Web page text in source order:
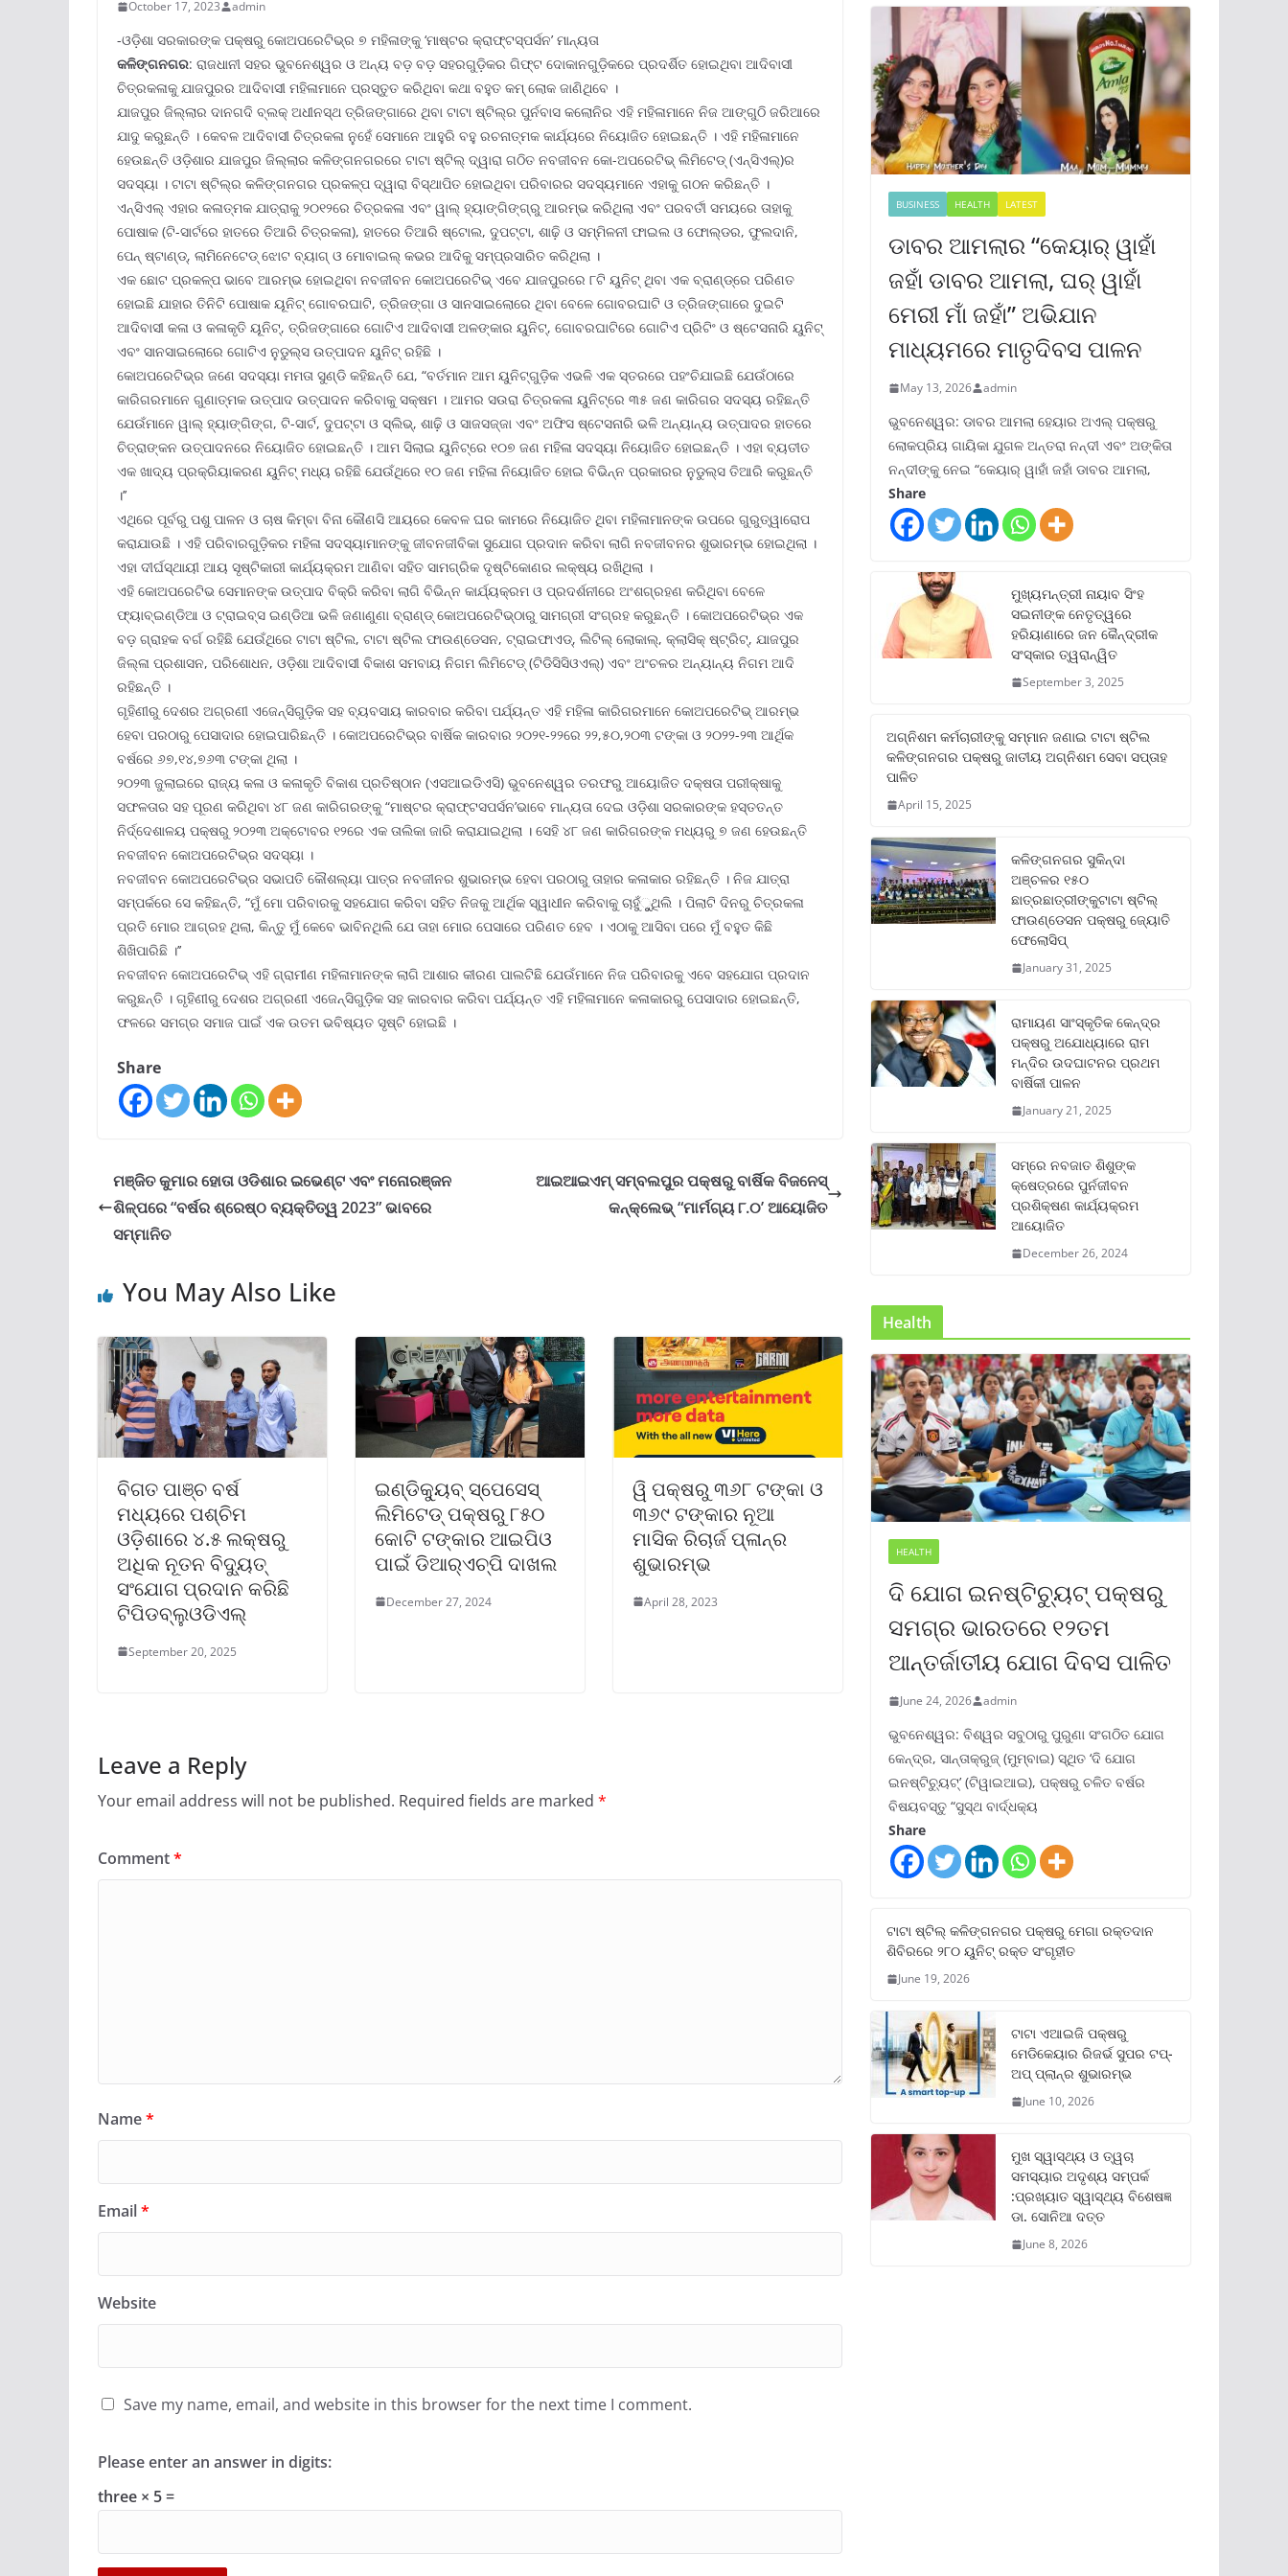
October 17, 2023 admin
-ଓଡ଼ିଶା ସରକାରଙ୍କ ପକ୍ଷରୁ କୋଅପରେଟିଭ୍‌ର ୭ ମହିଳାଙ୍କୁ ‘ମାଷ୍ଟର କ୍ରାଫ୍ଟସ୍‌ପର୍ସନ’ ମାନ୍ୟତା
କଳିଙ୍ଗନଗର: ରାଜଧାନୀ ସହର ଭୁବନେଶ୍ୱର ଓ ଅନ୍ୟ ବଡ଼ ବଡ଼ ସହରଗୁଡ଼ିକର ଗିଫ୍ଟ ଦୋକାନଗୁଡ଼ିକରେ ପ୍ରଦର୍ଶିତ ହୋଇଥିବା ଆଦିବାସୀ
ଚିତ୍ରକଳାକୁ ଯାଜପୁରର ଆଦିବାସୀ ମହିଳାମାନେ ପ୍ରସ୍ତୁତ କରିଥିବା କଥା ବହୁତ କମ୍ ଲୋକ ଜାଣିଥିବେ ।
ଯାଜପୁର ଜିଲ୍ଲାର ଦାନଗଦି ବ୍ଲକ୍ ଅଧୀନସ୍ଥ ତ୍ରିଜଙ୍ଗାରେ ଥିବା ଟାଟା ଷ୍ଟିଲ୍‌ର ପୁର୍ନବାସ କଲୋନିର ଏହି ମହିଳାମାନେ ନିଜ ଆଙ୍ଗୁଠି ଜରିଆରେ
ଯାଦୁ କରୁଛନ୍ତି । କେବଳ ଆଦିବାସୀ ଚିତ୍ରକଳା ନୁହେଁ ସେମାନେ ଆହୁରି ବହୁ ରଚନାତ୍ମକ କାର୍ଯ୍ୟରେ ନିୟୋଜିତ ହୋଇଛନ୍ତି । ଏହି ମହିଳାମାନେ
ହେଉଛନ୍ତି ଓଡ଼ିଶାର ଯାଜପୁର ଜିଲ୍ଲାର କଳିଙ୍ଗନଗରରେ ଟାଟା ଷ୍ଟିଲ୍ ଦ୍ୱାରା ଗଠିତ ନବଜୀବନ କୋ-ଅପରେଟିଭ୍ ଲିମିଟେଡ୍ (ଏନ୍‌ସିଏଲ୍‌)ର
ସଦସ୍ୟା । ଟାଟା ଷ୍ଟିଲ୍‌ର କଳିଙ୍ଗନଗର ପ୍ରକଳ୍ପ ଦ୍ୱାରା ବିସ୍ଥାପିତ ହୋଇଥିବା ପରିବାରର ସଦସ୍ୟମାନେ ଏହାକୁ ଗଠନ କରିଛନ୍ତି ।
ଏନ୍‌ସିଏଲ୍ ଏହାର କଳାତ୍ମକ ଯାତ୍ରାକୁ ୨୦୧୨ରେ ଚିତ୍ରକଳା ଏବଂ ୱାଲ୍ ହ୍ୟାଙ୍ଗିଙ୍ଗ୍‌ରୁ ଆରମ୍ଭ କରିଥିଲା ଏବଂ ପରବର୍ତୀ ସମୟରେ ତାହାକୁ
ପୋଷାକ (ଟି-ସାର୍ଟରେ ହାତରେ ତିଆରି ଚିତ୍ରକଳା), ହାତରେ ତିଆରି ଷ୍ଟୋଲ, ଦୁପଟ୍ଟା, ଶାଢ଼ି ଓ ସମ୍ମିଳନୀ ଫାଇଲ ଓ ଫୋଲ୍‌ଡର, ଫୁଲଦାନି,
ପେନ୍ ଷ୍ଟାଣ୍ଡ୍‌, ଲାମିନେଟେଡ୍ ଝୋଟ ବ୍ୟାଗ୍ ଓ ମୋବାଇଲ୍ କଭର ଆଦିକୁ ସମ୍ପ୍ରସାରିତ କରିଥିଲା ।
ଏକ ଛୋଟ ପ୍ରକଳ୍ପ ଭାବେ ଆରମ୍ଭ ହୋଇଥିବା ନବଜୀବନ କୋଅପରେଟିଭ୍ ଏବେ ଯାଜପୁରରେ ୮ଟି ୟୁନିଟ୍ ଥିବା ଏକ ବ୍ରାଣ୍ଡ୍‌ରେ ପରିଣତ
ହୋଇଛି ଯାହାର ତିନିଟି ପୋଷାକ ୟୂନିଟ୍ ଗୋବରଘାଟି, ତ୍ରିଜଙ୍ଗା ଓ ସାନସାଇଲୋରେ ଥିବା ବେଳେ ଗୋବରଘାଟି ଓ ତ୍ରିଜଙ୍ଗାରେ ଦୁଇଟି
ଆଦିବାସୀ କଳା ଓ କଳାକୃତି ୟୂନିଟ୍‌, ତ୍ରିଜଙ୍ଗାରେ ଗୋଟିଏ ଆଦିବାସୀ ଅଳଙ୍କାର ୟୁନିଟ୍‌, ଗୋବରଘାଟିରେ ଗୋଟିଏ ପ୍ରିଟିଂ ଓ ଷ୍ଟେସନାରି ୟୁନିଟ୍
ଏବଂ ସାନସାଇଲୋରେ ଗୋଟିଏ ନୁଡୁଲ୍‌ସ ଉତ୍ପାଦନ ୟୁନିଟ୍ ରହିଛି ।
କୋଅପରେଟିଭ୍‌ର ଜଣେ ସଦସ୍ୟା ମମତା ସୁଣ୍ଡି କହିଛନ୍ତି ଯେ, “ବର୍ତମାନ ଆମ ୟୁନିଟ୍‌ଗୁଡ଼ିକ ଏଭଳି ଏକ ସ୍ତରରେ ପହଂଚିଯାଇଛି ଯେଉଁଠାରେ
କାରିଗରମାନେ ଗୁଣାତ୍ମକ ଉତ୍ପାଦ ଉତ୍ପାଦନ କରିବାକୁ ସକ୍ଷମ । ଆମର ସଉରା ଚିତ୍ରକଳା ୟୁନିଟ୍‌ରେ ୩୫ ଜଣ କାରିଗର ସଦସ୍ୟ ରହିଛନ୍ତି
ଯେଉଁମାନେ ୱାଲ୍ ହ୍ୟାଙ୍ଗିଙ୍ଗ, ଟି-ସାର୍ଟ, ଦୁପଟ୍ଟା ଓ ସ୍ଲିଭ୍‌, ଶାଢ଼ି ଓ ସାଜସଜ୍ଜା ଏବଂ ଅଫିସ ଷ୍ଟେସନାରି ଭଳି ଅନ୍ୟାନ୍ୟ ଉତ୍ପାଦର ହାତରେ
ଚିତ୍ରାଙ୍କନ ଉତ୍ପାଦନରେ ନିୟୋଜିତ ହୋଇଛନ୍ତି । ଆମ ସିଲାଇ ୟୁନିଟ୍‌ରେ ୧୦୭ ଜଣ ମହିଳା ସଦସ୍ୟା ନିୟୋଜିତ ହୋଇଛନ୍ତି । ଏହା ବ୍ୟତୀତ
ଏକ ଖାଦ୍ୟ ପ୍ରକ୍ରିୟାକରଣ ୟୁନିଟ୍ ମଧ୍ୟ ରହିଛି ଯେଉଁଥିରେ ୧୦ ଜଣ ମହିଳା ନିୟୋଜିତ ହୋଇ ବିଭିନ୍ନ ପ୍ରକାରର ନୁଡୁଲ୍‌ସ ତିଆରି କରୁଛନ୍ତି
।’’
ଏଥିରେ ପୂର୍ବରୁ ପଶୁ ପାଳନ ଓ ଚାଷ କିମ୍ବା ବିନା କୌଣସି ଆୟରେ କେବଳ ଘର କାମରେ ନିୟୋଜିତ ଥିବା ମହିଳାମାନଙ୍କ ଉପରେ ଗୁରୁତ୍ୱାରୋପ
କରାଯାଉଛି । ଏହି ପରିବାରଗୁଡ଼ିକର ମହିଳା ସଦସ୍ୟାମାନଙ୍କୁ ଜୀବନଜୀବିକା ସୁଯୋଗ ପ୍ରଦାନ କରିବା ଲାଗି ନବଜୀବନର ଶୁଭାରମ୍ଭ ହୋଇଥିଲା ।
ଏହା ଦୀର୍ଘସ୍ଥାୟୀ ଆୟ ସୃଷ୍ଟିକାରୀ କାର୍ଯ୍ୟକ୍ରମ ଆଣିବା ସହିତ ସାମଗ୍ରିକ ଦୃଷ୍ଟିକୋଣର ଲକ୍ଷ୍ୟ ରଖିଥିଲା ।
ଏହି କୋଅପରେଟିଭ ସେମାନଙ୍କ ଉତ୍ପାଦ ବିକ୍ରି କରିବା ଲାଗି ବିଭିନ୍ନ କାର୍ଯ୍ୟକ୍ରମ ଓ ପ୍ରଦର୍ଶନୀରେ ଅଂଶଗ୍ରହଣ କରିଥିବା ବେଳେ
ଫ୍ୟାବ୍‌ଇଣ୍ଡିଆ ଓ ଟ୍ରାଇବ୍‌ସ ଇଣ୍ଡିଆ ଭଳି ଜଣାଣୁଣା ବ୍ରାଣ୍ଡ୍ କୋଅପରେଟିଭ୍‌ଠାରୁ ସାମଗ୍ରୀ ସଂଗ୍ରହ କରୁଛନ୍ତି । କୋଅପରେଟିଭ୍‌ର ଏକ
ବଡ଼ ଗ୍ରାହକ ବର୍ଗ ରହିଛି ଯେଉଁଥିରେ ଟାଟା ଷ୍ଟିଲ, ଟାଟା ଷ୍ଟିଲ ଫାଉଣ୍ଡେସନ, ଟ୍ରାଇଫାଏଡ୍‌, ଲିଟିଲ୍ ଲୋକାଲ୍‌, କ୍ଲାସିକ୍ ଷ୍ଟ୍ରିଟ୍‌, ଯାଜପୁର
ଜିଲ୍ଳା ପ୍ରଶାସନ, ପରିଶୋଧନ, ଓଡ଼ିଶା ଆଦିବାସୀ ବିକାଶ ସମବାୟ ନିଗମ ଲିମିଟେଡ୍ (ଟିଡିସିସିଓଏଲ୍‌) ଏବଂ ଅଂଚଳର ଅନ୍ୟାନ୍ୟ ନିଗମ ଆଦି
ରହିଛନ୍ତି ।
ଗୃହିଣୀରୁ ଦେଶର ଅଗ୍ରଣୀ ଏଜେନ୍ସିଗୁଡ଼ିକ ସହ ବ୍ୟବସାୟ କାରବାର କରିବା ପର୍ଯ୍ୟନ୍ତ ଏହି ମହିଳା କାରିଗରମାନେ କୋଅପରେଟିଭ୍ ଆରମ୍ଭ
ହେବା ପରଠାରୁ ପେସାଦାର ହୋଇପାରିଛନ୍ତି । କୋଅପରେଟିଭ୍‌ର ବାର୍ଷିକ କାରବାର ୨୦୨୧-୨୨ରେ ୨୨,୫୦,୨୦୩ ଟଙ୍କା ଓ ୨୦୨୨-୨୩ ଆର୍ଥିକ
ବର୍ଷରେ ୬୭,୧୪,୭୬୩ ଟଙ୍କା ଥିଲା ।
୨୦୨୩ ଜୁଲାଇରେ ରାଜ୍ୟ କଳା ଓ କଳାକୃତି ବିକାଶ ପ୍ରତିଷ୍ଠାନ (ଏସଆଇଡିଏସି) ଭୁବନେଶ୍ୱର ତରଫରୁ ଆୟୋଜିତ ଦକ୍ଷତା ପରୀକ୍ଷାକୁ
ସଫଳତାର ସହ ପୂରଣ କରିଥିବା ୪୮ ଜଣ କାରିଗରଙ୍କୁ “ମାଷ୍ଟର କ୍ରାଫ୍ଟସପର୍ସନ’ଭାବେ ମାନ୍ୟତା ଦେଇ ଓଡ଼ିଶା ସରକାରଙ୍କ ହସ୍ତତନ୍ତ
ନିର୍ଦ୍ଦେଶାଳୟ ପକ୍ଷରୁ ୨୦୨୩ ଅକ୍ଟୋବର ୧୨ରେ ଏକ ତାଲିକା ଜାରି କରାଯାଇଥିଲା । ସେହି ୪୮ ଜଣ କାରିଗରଙ୍କ ମଧ୍ୟରୁ ୭ ଜଣ ହେଉଛନ୍ତି
ନବଜୀବନ କୋଅପରେଟିଭ୍‌ର ସଦସ୍ୟା ।
ନବଜୀବନ କୋଅପରେଟିଭ୍‌ର ସଭାପତି କୌଶଲ୍ୟା ପାତ୍ର ନବଜୀନର ଶୁଭାରମ୍ଭ ହେବା ପରଠାରୁ ତାହାର କଳାକାର ରହିଛନ୍ତି । ନିଜ ଯାତ୍ରା
ସମ୍ପର୍କରେ ସେ କହିଛନ୍ତି, “ମୁଁ ମୋ ପରିବାରକୁ ସହଯୋଗ କରିବା ସହିତ ନିଜକୁ ଆର୍ଥିକ ସ୍ୱାଧୀନ କରିବାକୁ ଚାହୁଁୁୁଥିଲି । ପିଲାଟି ଦିନରୁ ଚିତ୍ରକଳା
ପ୍ରତି ମୋର ଆଗ୍ରହ ଥିଲା, କିନ୍ତୁ ମୁଁ କେବେ ଭାବିନଥିଲି ଯେ ତାହା ମୋର ପେସାରେ ପରିଣତ ହେବ । ଏଠାକୁ ଆସିବା ପରେ ମୁଁ ବହୁତ କିଛି
ଶିଖିପାରିଛି ।’’
ନବଜୀବନ କୋଅପରେଟିଭ୍ ଏହି ଗ୍ରାମୀଣ ମହିଳାମାନଙ୍କ ଲାଗି ଆଶାର କୀରଣ ପାଲଟିଛି ଯେଉଁମାନେ ନିଜ ପରିବାରକୁ ଏବେ ସହଯୋଗ ପ୍ରଦାନ
କରୁଛନ୍ତି । ଗୃହିଣୀରୁ ଦେଶର ଅଗ୍ରଣୀ ଏଜେନ୍ସିଗୁଡ଼ିକ ସହ କାରବାର କରିବା ପର୍ଯ୍ୟନ୍ତ ଏହି ମହିଳାମାନେ କଳାକାରରୁ ପେସାଦାର ହୋଇଛନ୍ତି,
ଫଳରେ ସମଗ୍ର ସମାଜ ପାଇଁ ଏକ ଉତମ ଭବିଷ୍ୟତ ସୃଷ୍ଟି ହୋଇଛି ।
Share
ମଞ୍ଜିତ କୁମାର ହୋତା ଓଡିଶାର ଇଭେଣ୍ଟ ଏବଂ ମନୋରଞ୍ଜନ
ଶିଳ୍ପରେ “ବର୍ଷର ଶ୍ରେଷ୍ଠ ବ୍ୟକ୍ତିତ୍ୱ 2023” ଭାବରେ
ସମ୍ମାନିତ
ଆଇଆଇଏମ୍ ସମ୍ବଲପୁର ପକ୍ଷରୁ ବାର୍ଷିକ ବିଜନେସ୍
କନ୍‌କ୍ଲେଭ୍ “ମାର୍ମଗ୍ୟ ୮.୦’ ଆୟୋଜିତ
You May Also Like
ବିଗତ ପାଞ୍ଚ ବର୍ଷ
ମଧ୍ୟରେ ପଶ୍ଚିମ
ଓଡ଼ିଶାରେ ୪.୫ ଲକ୍ଷରୁ
ଅଧିକ ନୂତନ ବିଦ୍ୟୁତ୍
ସଂଯୋଗ ପ୍ରଦାନ କରିଛି
ଟିପିଡବ୍ଲୁଓଡିଏଲ୍
September 20, 2025
ଇଣ୍ଡିକ୍ୟୁବ୍ ସ୍ପେସେସ୍
ଲିମିଟେଡ୍ ପକ୍ଷରୁ ୮୫୦
କୋଟି ଟଙ୍କାର ଆଇପିଓ
ପାଇଁ ଡିଆର୍‌ଏଚ୍‌ପି ଦାଖଲ
December 27, 2024
ୱି ପକ୍ଷରୁ ୩୬୮ ଟଙ୍କା ଓ
୩୬୯ ଟଙ୍କାର ନୂଆ
ମାସିକ ରିଚାର୍ଜ ପ୍ଳାନ୍‌ର
ଶୁଭାରମ୍ଭ
April 28, 2023
Leave a Reply
Your email address will not be published. Required fields are marked *
Comment*
Name*
Email*
Website
Save my name, email, and website in this browser for the next time I comment.
Please enter an answer in digits:
three × 5 =
BUSINESS HEALTH LATEST
ଡାବର ଆମଲାର “କେୟାର୍ ୱାହାଁ
ଜହାଁ ଡାବର ଆମଲା, ଘର୍ ୱାହାଁ
ମେରୀ ମାଁ ଜହାଁ” ଅଭିଯାନ
ମାଧ୍ୟମରେ ମାତୃଦିବସ ପାଳନ
May 13, 2026 admin
ଭୁବନେଶ୍ୱର: ଡାବର ଆମଲା ହେୟାର ଅଏଲ୍ ପକ୍ଷରୁ
ଲୋକପ୍ରିୟ ଗାୟିକା ଯୁଗଳ ଅନ୍ତରା ନନ୍ଦୀ ଏବଂ ଅଙ୍କିତା
ନନ୍ଦୀଙ୍କୁ ନେଇ “କେୟାର୍ ୱାହାଁ ଜହାଁ ଡାବର ଆମଲା,
Share
ମୁଖ୍ୟମନ୍ତ୍ରୀ ନାୟାବ ସିଂହ
ସଇନୀଙ୍କ ନେତୃତ୍ୱରେ
ହରିୟାଣାରେ ଜନ କୈନ୍ଦ୍ରୀକ
ସଂସ୍କାର ତ୍ୱରାନ୍ୱିତ
September 3, 2025
ଅଗ୍ନିଶମ କର୍ମଚାରୀଙ୍କୁ ସମ୍ମାନ ଜଣାଇ ଟାଟା ଷ୍ଟିଲ
କଳିଙ୍ଗନଗର ପକ୍ଷରୁ ଜାତୀୟ ଅଗ୍ନିଶମ ସେବା ସପ୍ତାହ
ପାଳିତ
April 15, 2025
କଳିଙ୍ଗନଗର ସୁକିନ୍ଦା
ଅଞ୍ଚଳର ୧୫୦
ଛାତ୍ରଛାତ୍ରୀଙ୍କୁଟାଟା ଷ୍ଟିଲ୍
ଫାଉଣ୍ଡେସନ ପକ୍ଷରୁ ଜ୍ୟୋତି
ଫେଲୋସିପ୍‌
January 31, 2025
ରାମାୟଣ ସାଂସ୍କୃତିକ କେନ୍ଦ୍ର
ପକ୍ଷରୁ ଅଯୋଧ୍ୟାରେ ରାମ
ମନ୍ଦିର ଉଦଘାଟନର ପ୍ରଥମ
ବାର୍ଷିକୀ ପାଳନ
January 21, 2025
ସମ୍‌ରେ ନବଜାତ ଶିଶୁଙ୍କ
କ୍ଷେତ୍ରରେ ପୁର୍ନଜୀବନ
ପ୍ରଶିକ୍ଷଣ କାର୍ଯ୍ୟକ୍ରମ
ଆୟୋଜିତ
December 26, 2024
Health
HEALTH
ଦି ଯୋଗ ଇନଷ୍ଟିଚ୍ୟୁଟ୍ ପକ୍ଷରୁ
ସମଗ୍ର ଭାରତରେ ୧୨ତମ
ଆନ୍ତର୍ଜାତୀୟ ଯୋଗ ଦିବସ ପାଳିତ
June 24, 2026 admin
ଭୁବନେଶ୍ୱର: ବିଶ୍ୱର ସବୁଠାରୁ ପୁରୁଣା ସଂଗଠିତ ଯୋଗ
କେନ୍ଦ୍ର, ସାନ୍ତାକ୍ରୁଜ୍ (ମୁମ୍ବାଇ) ସ୍ଥିତ ‘ଦି ଯୋଗ
ଇନଷ୍ଟିଚ୍ୟୁଟ୍‌’ (ଟିୱାଇଆଇ), ପକ୍ଷରୁ ଚଳିତ ବର୍ଷର
ବିଷୟବସ୍ତୁ “ସୁସ୍ଥ ବାର୍ଦ୍ଧକ୍ୟ
Share
ଟାଟା ଷ୍ଟିଲ୍‌ କଳିଙ୍ଗନଗର ପକ୍ଷରୁ ମେଗା ରକ୍ତଦାନ
ଶିବିରରେ ୨୮୦ ୟୁନିଟ୍‌ ରକ୍ତ ସଂଗୃହୀତ
June 19, 2026
ଟାଟା ଏଆଇଜି ପକ୍ଷରୁ
ମେଡିକେୟାର ରିଜର୍ଭ ସୁପର ଟପ୍‌-
ଅପ୍ ପ୍ଲାନ୍‌ର ଶୁଭାରମ୍ଭ
June 10, 2026
ମୁଖ ସ୍ୱାସ୍ଥ୍ୟ ଓ ତ୍ୱଚା
ସମସ୍ୟାର ଅଦୃଶ୍ୟ ସମ୍ପର୍କ
:ପ୍ରଖ୍ୟାତ ସ୍ୱାସ୍ଥ୍ୟ ବିଶେଷଜ୍ଞ
ଡା. ସୋନିଆ ଦତ୍ତ
June 8, 2026